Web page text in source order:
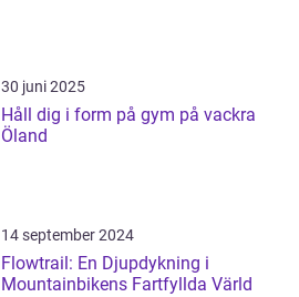
30 juni 2025
Håll dig i form på gym på vackra
Öland
14 september 2024
Flowtrail: En Djupdykning i
Mountainbikens Fartfyllda Värld